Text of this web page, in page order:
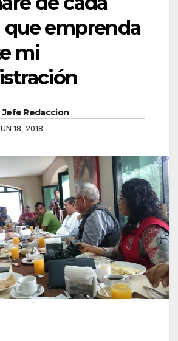
que emprenda
mi
Jefe Redaccion
18, 2018